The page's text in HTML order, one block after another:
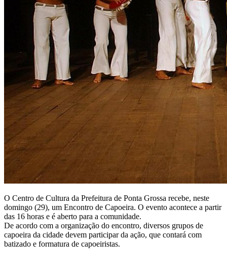
O Centro de Cultura da Prefeitura de Ponta Grossa recebe, neste
domingo (29), um Encontro de Capoeira. O evento acontece a partir
das 16 horas e é aberto para a comunidade.
De acordo com a organização do encontro, diversos grupos de
capoeira da cidade devem participar da ação, que contará com
batizado e formatura de capoeiristas.